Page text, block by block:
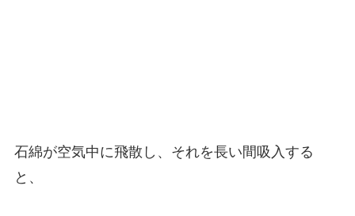
石綿が空気中に飛散し、それを長い間吸入する
と、